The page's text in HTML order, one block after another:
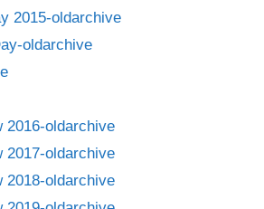
2015-oldarchive
oldarchive
2016-oldarchive
2017-oldarchive
2018-oldarchive